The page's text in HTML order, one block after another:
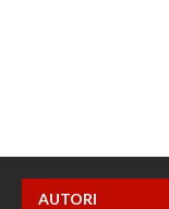
AUTORI